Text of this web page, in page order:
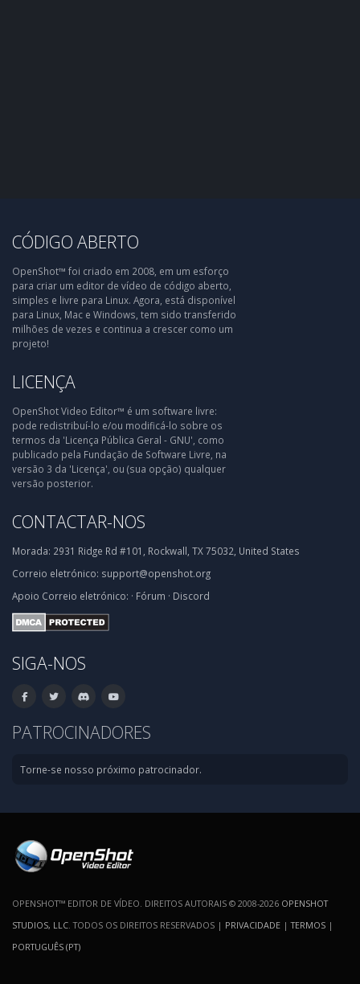
CÓDIGO ABERTO
OpenShot™ foi criado em 2008, em um esforço
para criar um editor de vídeo de código aberto,
simples e livre para Linux. Agora, está disponível
para Linux, Mac e Windows, tem sido transferido
milhões de vezes e continua a crescer como um
projeto!
LICENÇA
OpenShot Video Editor™ é um software livre:
pode redistribuí-lo e/ou modificá-lo sobre os
termos da 'Licença Pública Geral - GNU', como
publicado pela Fundação de Software Livre, na
versão 3 da 'Licença', ou (sua opção) qualquer
versão posterior.
CONTACTAR-NOS
Morada: 2931 Ridge Rd #101, Rockwall, TX 75032, United States
Correio eletrónico: support@openshot.org
Apoio Correio eletrónico: · Fórum · Discord
SIGA-NOS
PATROCINADORES
Torne-se nosso próximo patrocinador.
OPENSHOT™ EDITOR DE VÍDEO. DIREITOS AUTORAIS © 2008-2026 OPENSHOT
STUDIOS, LLC . TODOS OS DIREITOS RESERVADOS | PRIVACIDADE |TERMOS |
PORTUGUÊS (PT)